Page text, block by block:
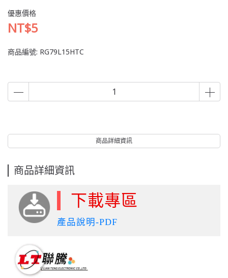
優惠價格
NT$5
商品編號: RG79L15HTC
商品詳細資訊
商品詳細資訊
下載專區
產品說明-PDF